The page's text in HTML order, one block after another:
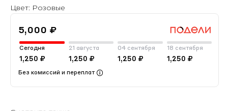
Цвет: Розовые
5,000 ₽
Сегодня
1,250 ₽
21 августа
1,250 ₽
04 сентября
1,250 ₽
18 сентября
1,250 ₽
Без комиссий и переплат